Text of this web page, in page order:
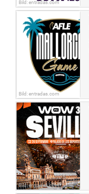
Bild: entradas.com
Bild: entradas.com
Bild: entradas.com